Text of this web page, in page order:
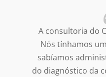
O Ceades
do projeto
rico auxílio e
para a gestão